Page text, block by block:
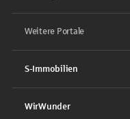
Weitere Portale
S-Immobilien
WirWunder